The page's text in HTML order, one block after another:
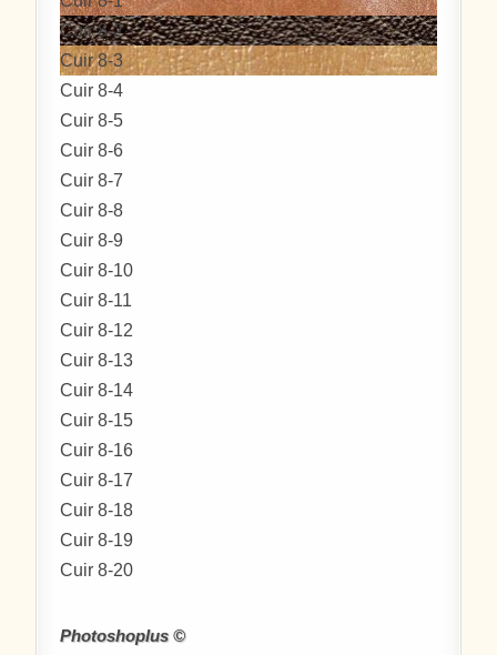
Cuir 8-2
Cuir 8-3
Cuir 8-4
Cuir 8-5
Cuir 8-6
Cuir 8-7
Cuir 8-8
Cuir 8-9
Cuir 8-10
Cuir 8-11
Cuir 8-12
Cuir 8-13
Cuir 8-14
Cuir 8-15
Cuir 8-16
Cuir 8-17
Cuir 8-18
Cuir 8-19
Cuir 8-20
Photoshoplus ©